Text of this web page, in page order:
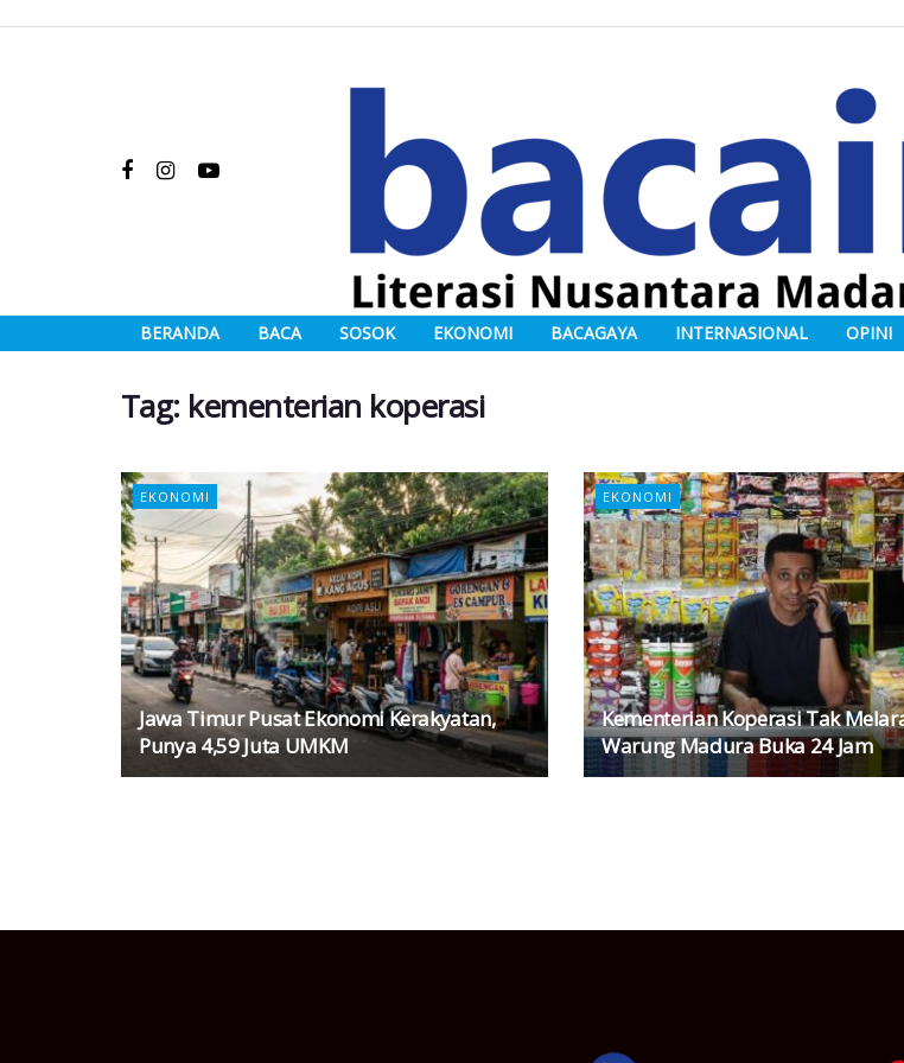
BERANDA BACA SOSOK EKONOMI BACAGAYA INTERNASIONAL OPINI
Tag: kementerian koperasi
EKONOMI
Jawa Timur Pusat Ekonomi Kerakyatan,
Punya 4,59 Juta UMKM
EKONOMI
Kementerian Koperasi Tak
Warung Madura Buka 24 Jam